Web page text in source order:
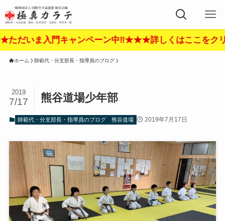
ま入門キャンペーン中‼︎★★★詳しくはここをクリッ
ホーム 師範代・分支部長・指導員のブログ
熊谷道場少年部
2019
7/17
師範代・分支部長・指導員のブログ 熊谷道場 2019年7月17日